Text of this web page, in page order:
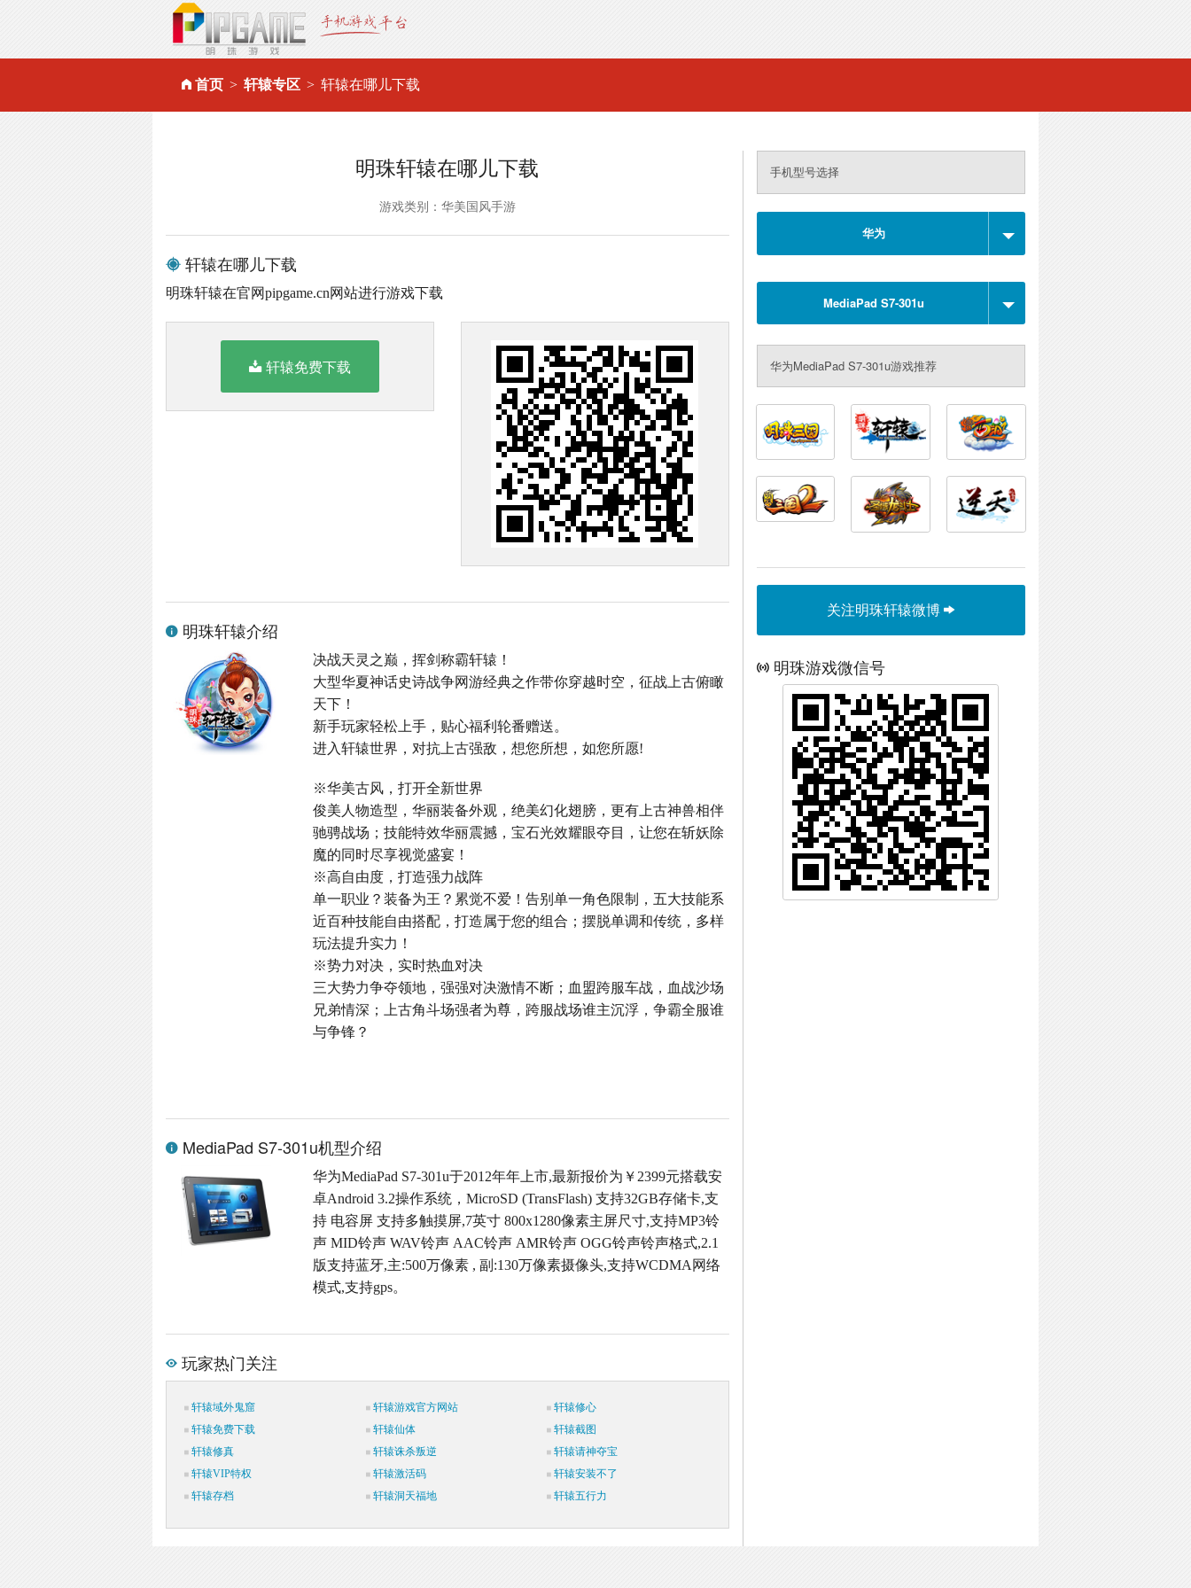
首页 轩辕专区 轩辕在哪儿下载
明珠轩辕在哪儿下载
游戏类别：华美国风手游
轩辕在哪儿下载
明珠轩辕在官网pipgame.cn网站进行游戏下载
轩辕免费下载
明珠轩辕介绍
决战天灵之巅，挥剑称霸轩辕！
大型华夏神话史诗战争网游经典之作带你穿越时空，征战上古俯瞰
天下！
新手玩家轻松上手，贴心福利轮番赠送。
进入轩辕世界，对抗上古强敌，想您所想，如您所愿!
※华美古风，打开全新世界
俊美人物造型，华丽装备外观，绝美幻化翅膀，更有上古神兽相伴
驰骋战场；技能特效华丽震撼，宝石光效耀眼夺目，让您在斩妖除
魔的同时尽享视觉盛宴！
※高自由度，打造强力战阵
单一职业？装备为王？累觉不爱！告别单一角色限制，五大技能系
近百种技能自由搭配，打造属于您的组合；摆脱单调和传统，多样
玩法提升实力！
※势力对决，实时热血对决
三大势力争夺领地，强强对决激情不断；血盟跨服车战，血战沙场
兄弟情深；上古角斗场强者为尊，跨服战场谁主沉浮，争霸全服谁
与争锋？
MediaPad S7-301u机型介绍
华为MediaPad S7-301u于2012年年上市,最新报价为￥2399元搭载安
卓Android 3.2操作系统，MicroSD (TransFlash) 支持32GB存储卡,支
持 电容屏 支持多触摸屏,7英寸 800x1280像素主屏尺寸,支持MP3铃
声 MID铃声 WAV铃声 AAC铃声 AMR铃声 OGG铃声铃声格式,2.1
版支持蓝牙,主:500万像素 , 副:130万像素摄像头,支持WCDMA网络
模式,支持gps。
玩家热门关注
轩辕域外鬼窟 轩辕游戏官方网站
轩辕修心
轩辕免费下载
轩辕仙体
轩辕截图
轩辕修真
轩辕诛杀叛逆
轩辕请神夺宝
轩辕VIP特权
轩辕激活码
轩辕安装不了
轩辕存档
轩辕洞天福地 轩辕五行力
手机型号选择
华为
MediaPad S7-301u
华为MediaPad S7-301u游戏推荐
关注明珠轩辕微博
明珠游戏微信号